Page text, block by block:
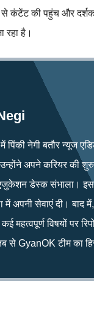
से कंटेंट की पहुंच और
रहा है।
नेगी बतौर न्यूज
अपने करियर की
डेस्क संभाला। इस
में अपनी सेवाएं दी।
महत्वपूर्ण विषयों पर
से GyanOK टीम का